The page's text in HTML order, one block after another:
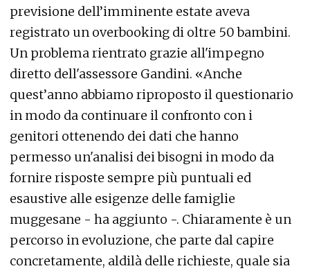
previsione dell’imminente estate aveva
registrato un overbooking di oltre 50 bambini.
Un problema rientrato grazie all'impegno
diretto dell'assessore Gandini. «Anche
quest’anno abbiamo riproposto il questionario
in modo da continuare il confronto con i
genitori ottenendo dei dati che hanno
permesso un'analisi dei bisogni in modo da
fornire risposte sempre più puntuali ed
esaustive alle esigenze delle famiglie
muggesane - ha aggiunto -. Chiaramente è un
percorso in evoluzione, che parte dal capire
concretamente, aldilà delle richieste, quale sia